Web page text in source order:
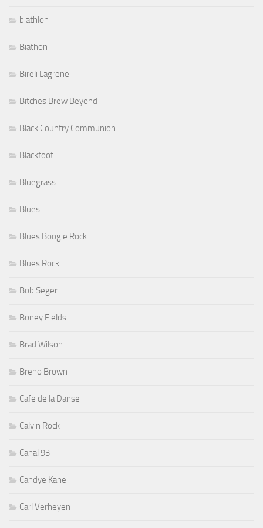
biathlon
Biathon
Bireli Lagrene
Bitches Brew Beyond
Black Country Communion
Blackfoot
Bluegrass
Blues
Blues Boogie Rock
Blues Rock
Bob Seger
Boney Fields
Brad Wilson
Breno Brown
Cafe de la Danse
Calvin Rock
Canal 93
Candye Kane
Carl Verheyen